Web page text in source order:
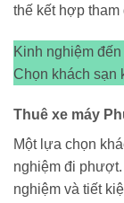
thế kết hợp
Kinh nghiệm
Chọn khách sạn
Thuê xe máy
Một lựa chọn
nghiệm đi
nghiệm và tiết